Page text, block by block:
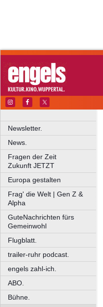
Newsletter.
News.
Fragen der Zeit
Zukunft JETZT
Europa gestalten
Frag' die Welt | Gen Z &
Alpha
GuteNachrichten fürs
Gemeinwohl
Flugblatt.
trailer-ruhr podcast.
engels zahl-ich.
ABO.
Bühne.